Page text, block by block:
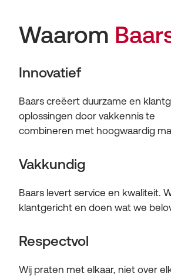
Waarom
Innovatief
Baars creëert duurzame en
oplossingen door vakkennis te
combineren met hoogwaardig
Vakkundig
Baars levert service en kwaliteit.
klantgericht en doen wat we
Respectvol
Wij praten met elkaar, niet over